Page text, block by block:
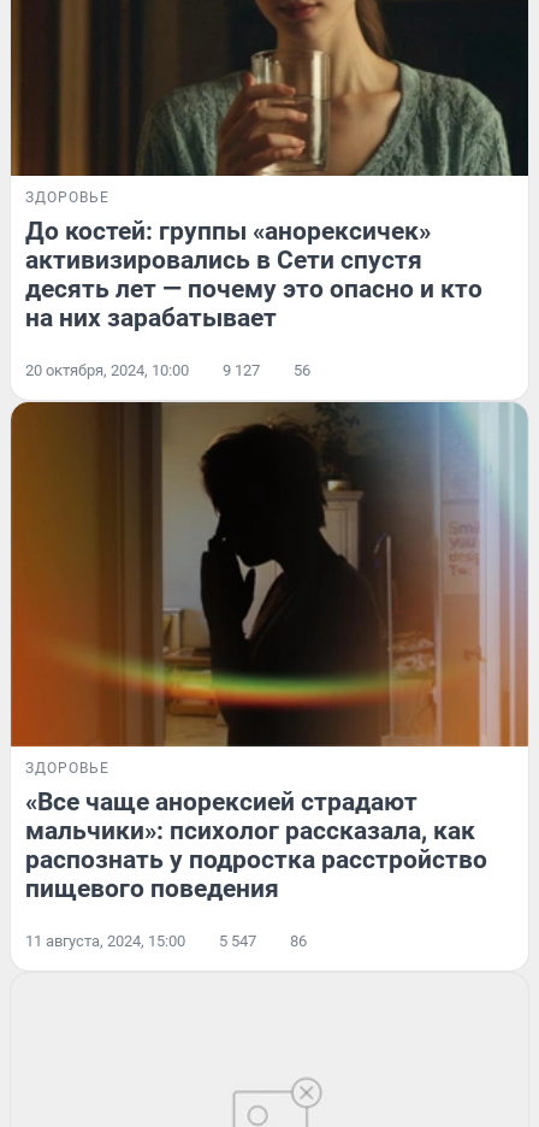
ЗДОРОВЬЕ
До костей: группы «анорексичек»
активизировались в Сети спустя
десять лет — почему это опасно и кто
на них зарабатывает
20 октября, 2024, 10:00 9 127 56
ЗДОРОВЬЕ
«Все чаще анорексией страдают
мальчики»: психолог рассказала, как
распознать у подростка расстройство
пищевого поведения
11 августа, 2024, 15:00 5 547 86